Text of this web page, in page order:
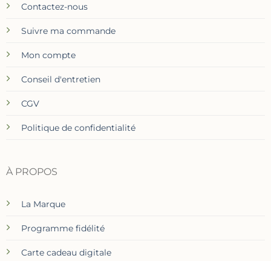
Contactez-nous
Suivre ma commande
Mon compte
Conseil d'entretien
CGV
Politique de confidentialité
À PROPOS
La Marque
Programme fidélité
Carte cadeau digitale